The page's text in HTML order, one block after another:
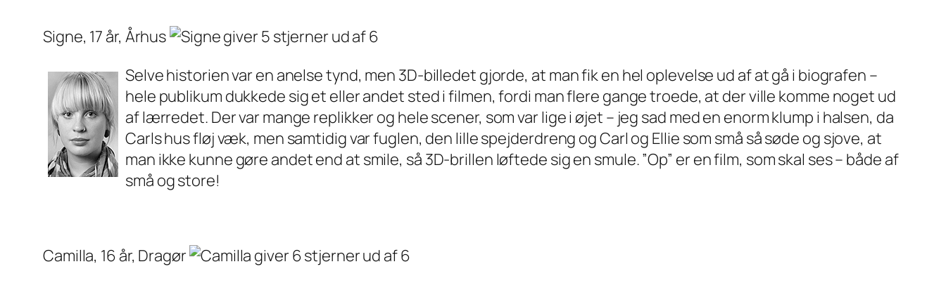
Signe, 17 år, Århus
Selve historien var en anelse tynd, men 3D-billedet gjorde, at man fik en hel oplevelse ud af at gå i biografen –
hele publikum dukkede sig et eller andet sted i filmen, fordi man flere gange troede, at der ville komme noget ud
af lærredet. Der var mange replikker og hele scener, som var lige i øjet – jeg sad med en enorm klump i halsen, da
Carls hus fløj væk, men samtidig var fuglen, den lille spejderdreng og Carl og Ellie som små så søde og sjove, at
man ikke kunne gøre andet end at smile, så 3D-brillen løftede sig en smule. ”Op” er en film, som skal ses – både af
små og store!
Camilla, 16 år, Dragør